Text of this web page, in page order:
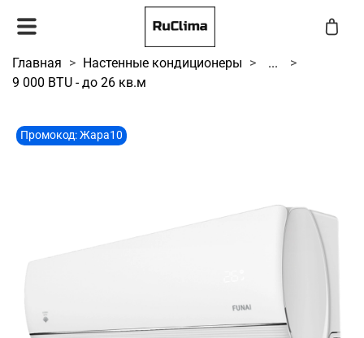
Главная Настенные кондиционеры
...
9 000 BTU - до 26 кв.м
Промокод: Жара10